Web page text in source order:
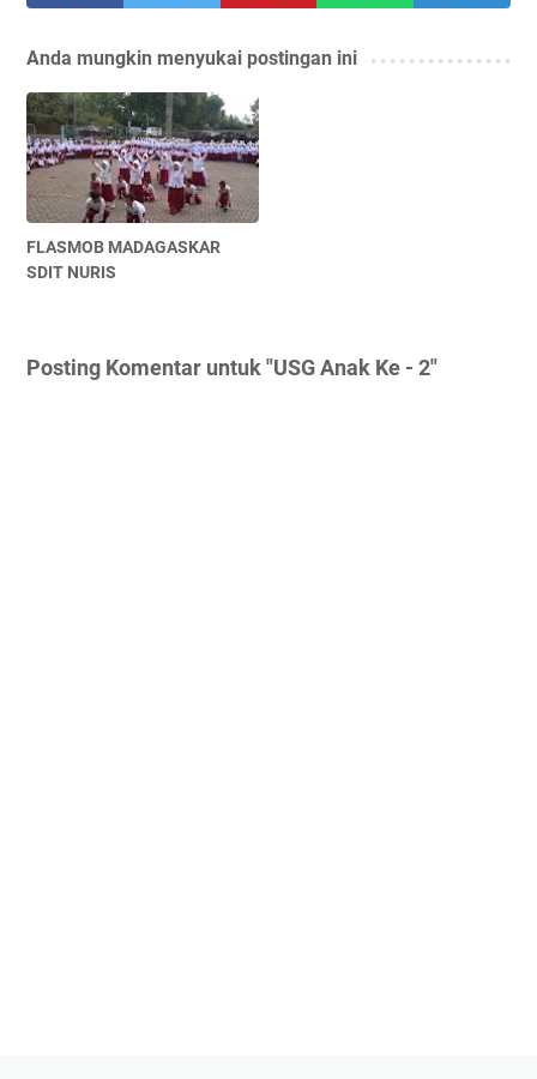
Anda mungkin menyukai postingan ini
FLASMOB MADAGASKAR
SDIT NURIS
Posting Komentar untuk "USG Anak Ke - 2"